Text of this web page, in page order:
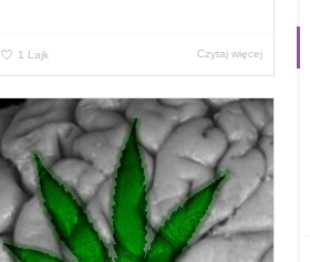
1 Lajk Czytaj więcej